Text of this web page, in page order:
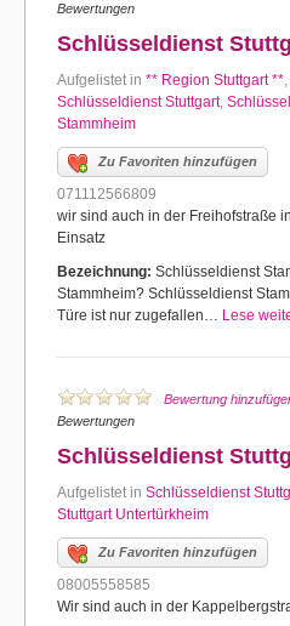
Bewertungen
Schlüsseldienst
Aufgelistet in ** Region Stuttgart **,
Schlüsseldienst Stuttgart,
Stammheim
Zu Favoriten hinzufügen
071112566809
wir sind auch in der Freihofstraße
Einsatz
Bezeichnung: Schlüsseldienst
Stammheim? Schlüsseldienst
Türe ist nur zugefallen… Lese
Bewertung
Bewertungen
Schlüsseldienst
Aufgelistet in Schlüsseldienst
Stuttgart Untertürkheim
Zu Favoriten hinzufügen
08005558585
Wir sind auch in der